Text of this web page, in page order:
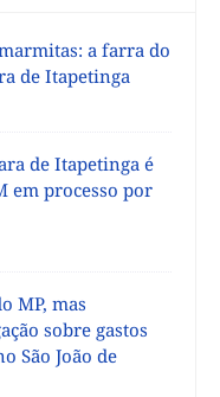
a farra do
de Itapetinga
de Itapetinga é
em processo por
MP, mas
sobre gastos
São João de